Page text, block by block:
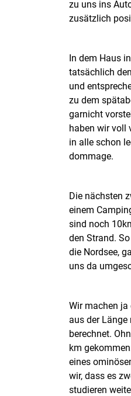
zu uns ins
zusätzlich
In dem Haus
tatsächlich
und
zu dem
garnicht
haben wir voll
in alle schon
dommage.
Die nächsten
einem
sind noch
den Strand.
die Nordsee,
uns da
Wir machen ja
aus der
berechnet.
km
eines
wir, dass es
studieren